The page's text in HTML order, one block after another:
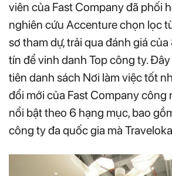
viên của Fast Company đã phối
nghiên cứu Accenture chọn lọc
sơ tham dự, trải qua đánh giá
tín để vinh danh Top công ty.
tiên danh sách Nơi làm việc tốt
đổi mới của Fast Company công
nổi bật theo 6 hạng mục, bao
công ty đa quốc gia mà